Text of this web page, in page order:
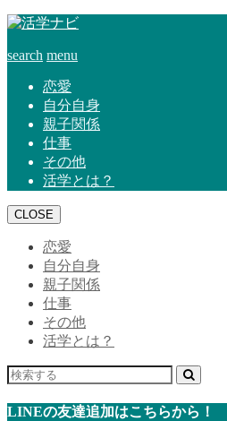
search menu
恋愛
自分自身
親子関係
仕事
その他
活学とは？
CLOSE
恋愛
自分自身
親子関係
仕事
その他
活学とは？
LINEの友達追加はこちらから！